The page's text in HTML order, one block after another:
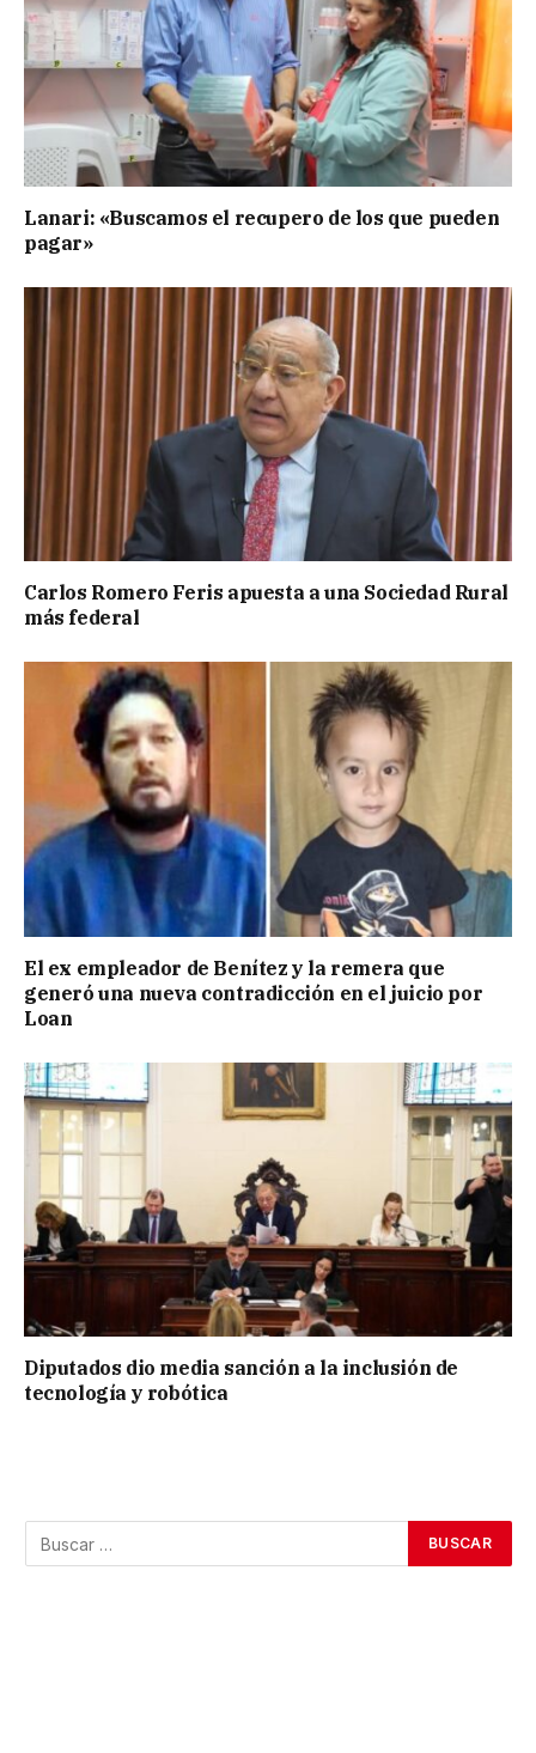
Lanari: «Buscamos el recupero de los que pueden
pagar»
Carlos Romero Feris apuesta a una Sociedad Rural
más federal
El ex empleador de Benítez y la remera que
generó una nueva contradicción en el juicio por
Loan
Diputados dio media sanción a la inclusión de
tecnología y robótica